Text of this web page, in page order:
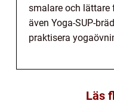
smalare och lättare
även Yoga-SUP-
praktisera
Läs